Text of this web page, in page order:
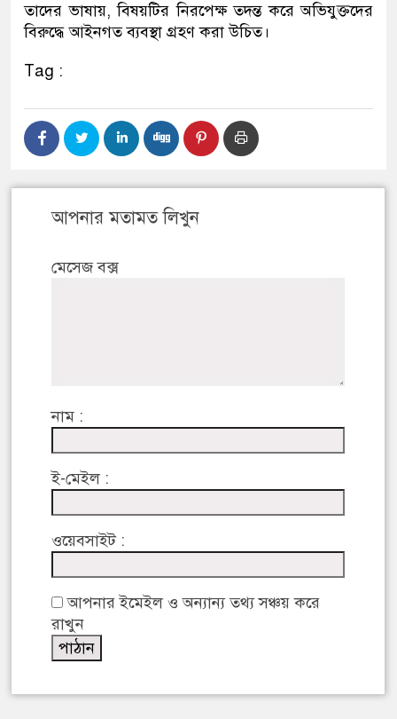
তাদের ভাষায়, বিষয়টির নিরপেক্ষ তদন্ত করে অভিযুক্তদের
বিরুদ্ধে আইনগত ব্যবস্থা গ্রহণ করা উচিত।
Tag :
আপনার মতামত লিখুন
মেসেজ বক্স
নাম :
ই-মেইল :
ওয়েবসাইট :
আপনার ইমেইল ও অন্যান্য তথ্য সঞ্চয় করে
রাখুন